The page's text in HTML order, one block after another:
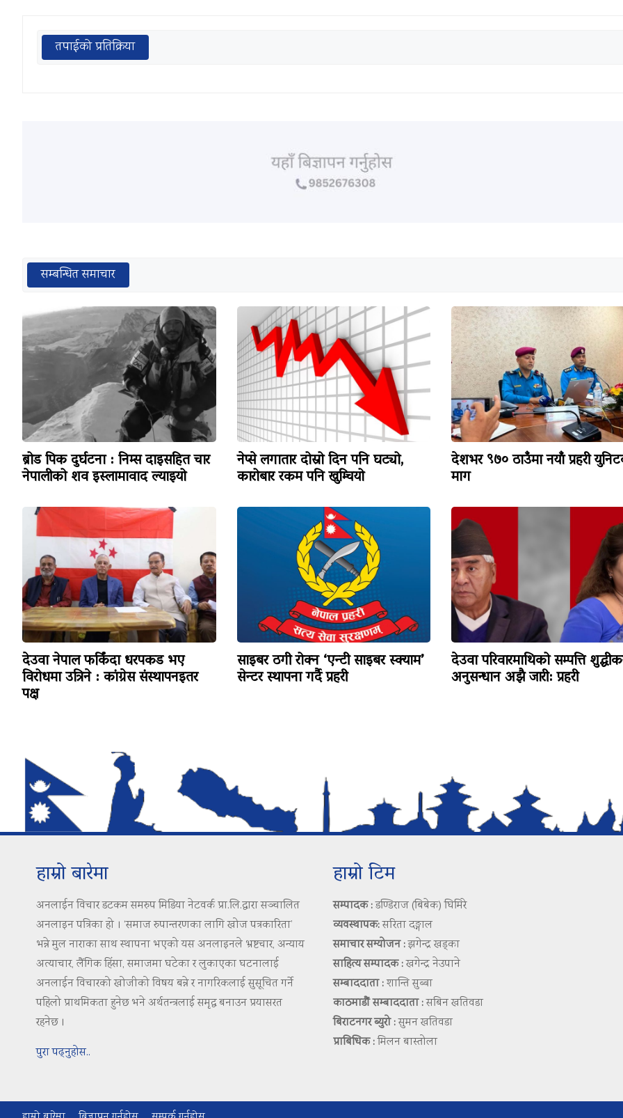
तपाईको प्रतिक्रिया
सम्बन्धित समाचार
ब्रोड पिक दुर्घटना : निम्स दाइसहित चार
नेपालीको शव इस्लामावाद ल्याइयो
नेप्से लगातार दोस्रो दिन पनि घट्यो,
कारोबार रकम पनि खुम्चियो
देशभर ९७० ठाउँमा नयाँ प्रहरी
माग
देउवा नेपाल फर्किंदा धरपकड भए
विरोधमा उत्रिने : कांग्रेस संस्थापनइतर
पक्ष
साइबर ठगी रोक्न ‘एन्टी साइबर स्क्याम’
सेन्टर स्थापना गर्दै प्रहरी
देउवा परिवारमाथिको सम्पत्ति
अनुसन्धान अझै जारी: प्रहरी
हाम्रो बारेमा
अनलाईन विचार डटकम समरुप मिडिया नेटवर्क प्रा.लि.द्वारा सञ्चालित
अनलाइन पत्रिका हो । ‘समाज रुपान्तरणका लागि खोज पत्रकारिता’
भन्ने मुल नाराका साथ स्थापना भएको यस अनलाइनले भ्रष्टचार, अन्याय
अत्याचार, लैंगिक हिंसा, समाजमा घटेका र लुकाएका घटनालाई
अनलाईन विचारको खोजीको विषय बन्ने र नागरिकलाई सुसूचित गर्ने
पहिलो प्राथमिकता हुनेछ भने अर्थतन्त्रलाई समृद्ध बनाउन प्रयासरत
रहनेछ ।
पुरा पढ्नुहोस..
हाम्रो टिम
सम्पादक :डण्डिराज (बिबेक) घिमिरे
व्यवस्थापक:सरिता दङ्गाल
समाचार सम्योजन :झगेन्द्र खड्का
साहित्य सम्पादक :खगेन्द्र नेउपाने
सम्बाददाता :शान्ति सुब्बा
काठमाडौं सम्बाददाता :सबिन खतिवडा
बिराटनगर ब्युरो :सुमन खतिवडा
प्राबिधिक :मिलन बास्तोला